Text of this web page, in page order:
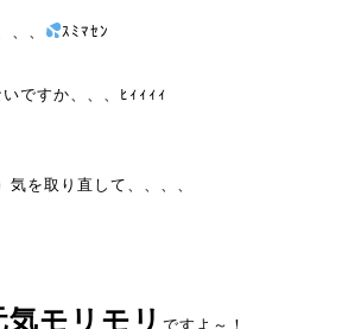
、、 ｽﾐﾏｾﾝ
いですか、、、ﾋｨｨｨｨ
気を取り直して、、、、
気モリモリ ですよ～！